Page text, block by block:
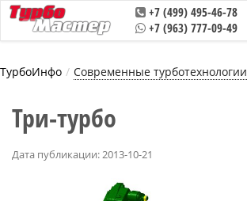
+7 (499) 495-46-78
+7 (963) 777-09-49
ТурбоИнфо Современные турботехнологии
Три-турбо
Дата публикации: 2013-10-21